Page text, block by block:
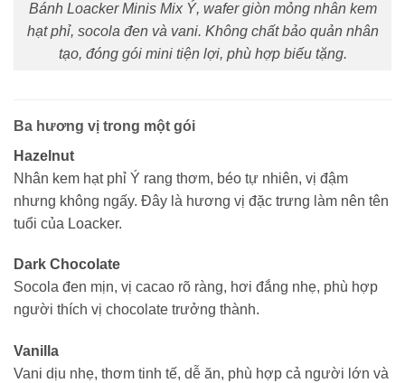
Bánh Loacker Minis Mix Ý, wafer giòn mỏng nhân kem
hạt phỉ, socola đen và vani. Không chất bảo quản nhân
tạo, đóng gói mini tiện lợi, phù hợp biếu tặng.
Ba hương vị trong một gói
Hazelnut
Nhân kem hạt phỉ Ý rang thơm, béo tự nhiên, vị đậm
nhưng không ngấy. Đây là hương vị đặc trưng làm nên tên
tuổi của Loacker.
Dark Chocolate
Socola đen mịn, vị cacao rõ ràng, hơi đắng nhẹ, phù hợp
người thích vị chocolate trưởng thành.
Vanilla
Vani dịu nhẹ, thơm tinh tế, dễ ăn, phù hợp cả người lớn và